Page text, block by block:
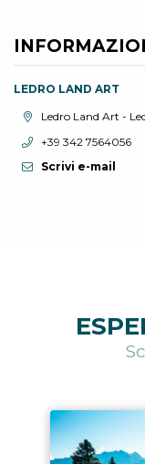
LEDRO LAND ART
Località:Ledro Land Art -
Telefono:
+39 342 7564056
Scrivi e-mail